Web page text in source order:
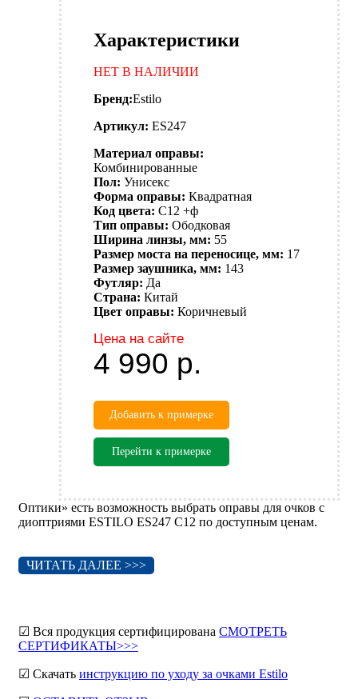
Характеристики
НЕТ В НАЛИЧИИ
Бренд:Estilo
Артикул: ES247
Материал оправы:
Комбинированные
Пол: Унисекс
Форма оправы: Квадратная
Код цвета: C12 +ф
Тип оправы: Ободковая
Ширина линзы, мм: 55
Размер моста на переносице, мм: 17
Размер заушника, мм: 143
Футляр: Да
Страна: Китай
Цвет оправы: Коричневый
Цена на сайте
4 990 р.
Добавить к примерке
Перейти к примерке
Оптики» есть возможность выбрать оправы для очков с
диоптриями ESTILO ES247 C12 по доступным ценам.
ЧИТАТЬ ДАЛЕЕ >>>
☑ Вся продукция сертифицирована СМОТРЕТЬ
СЕРТИФИКАТЫ>>>
☑ Скачать инструкцию по уходу за очками Estilo